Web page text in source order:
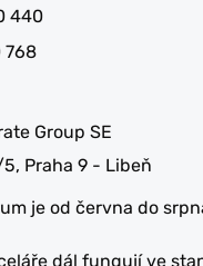
440
768
Group SE
Praha 9 - Libeň
je od června do
dál fungují ve